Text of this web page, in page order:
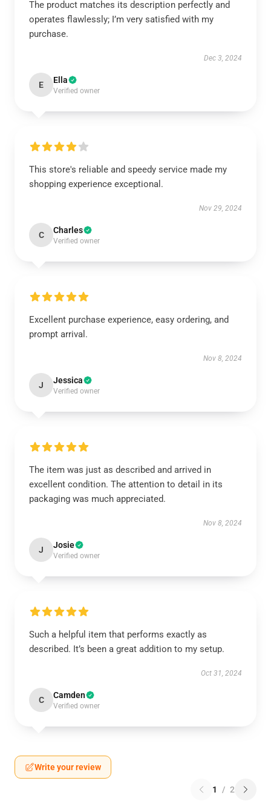
The product matches its description perfectly and
operates flawlessly; I’m very satisfied with my
purchase.
Dec 3, 2024
E Ella
Verified owner
This store's reliable and speedy service made my
shopping experience exceptional.
Nov 29, 2024
C Charles
Verified owner
Excellent purchase experience, easy ordering, and
prompt arrival.
Nov 8, 2024
J Jessica
Verified owner
The item was just as described and arrived in
excellent condition. The attention to detail in its
packaging was much appreciated.
Nov 8, 2024
J Josie
Verified owner
Such a helpful item that performs exactly as
described. It’s been a great addition to my setup.
Oct 31, 2024
C Camden
Verified owner
Write your review
1 / 2